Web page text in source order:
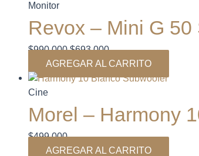
Monitor
Revox – Mini G
$990.000
era:
$990.000.
$693.000
actual
es:
$693.000.
AGREGAR AL CARRITO
Cine
Morel – Harmony
$499.000
AGREGAR AL CARRITO